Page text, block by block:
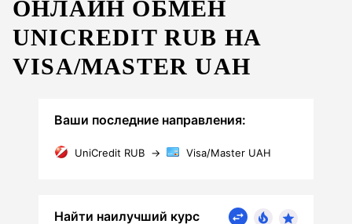
ОНЛАЙН ОБМЕН
UNICREDIT RUB НА
VISA/MASTER UAH
Ваши последние направления:
UniCredit RUB → Visa/Master UAH
Найти наилучший курс